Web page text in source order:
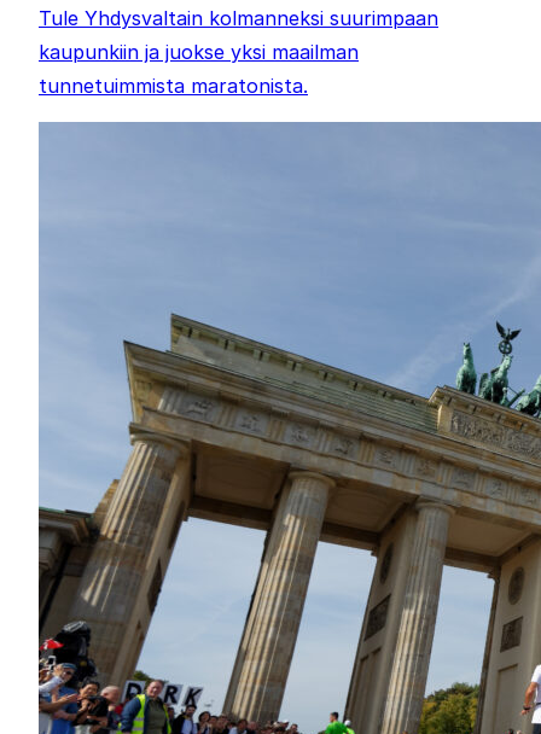
Tule Yhdysvaltain kolmanneksi suurimpaan
kaupunkiin ja juokse yksi maailman
tunnetuimmista maratonista.